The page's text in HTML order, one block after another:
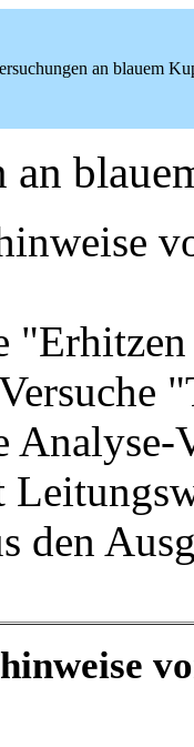
an blauem
an
Analyse-
den